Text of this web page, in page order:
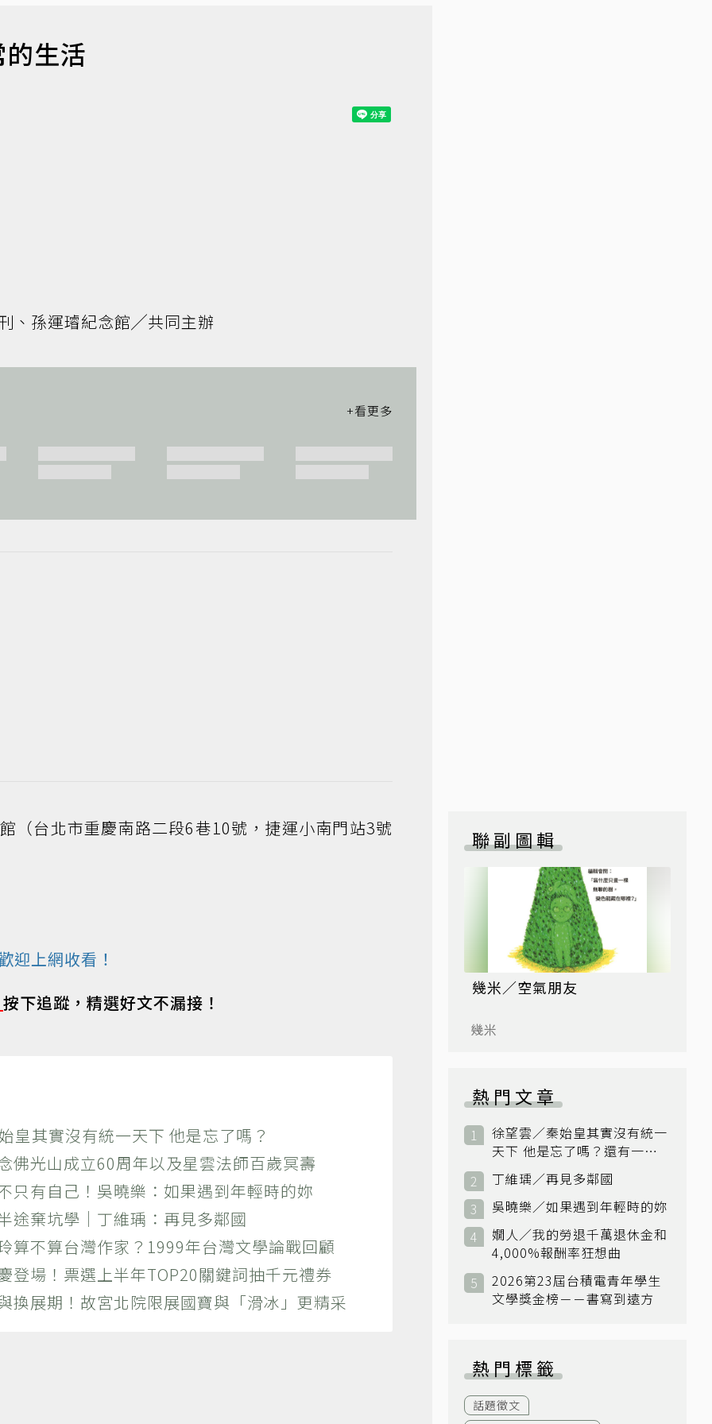
生活
、孫運璿紀念館╱共同主辦
（台北市重慶南路二段6巷10號，捷運小南門站3號
迎上網收看！
按下追蹤，精選好文不漏接！
其實沒有統一天下 他是忘了嗎？
光山成立60周年以及星雲法師百歲冥壽
有自己！吳曉樂：如果遇到年輕時的妳
棄坑學｜丁維瑀：再見多鄰國
不算台灣作家？1999年台灣文學論戰回顧
場！票選上半年TOP20關鍵詞抽千元禮券
展期！故宮北院限展國寶與「滑冰」更精采
聯副圖輯
幾米／空氣朋友
幾米
熱門文章
徐望雲／秦始皇其實沒有統一
天下 他是忘了嗎？還有一個
小國：衛國
丁維瑀／再見多鄰國
吳曉樂／如果遇到年輕時的妳
嫺人／我的勞退千萬退休金和
4,000%報酬率狂想曲
2026第23屆台積電青年學生
文學獎金榜－－書寫到遠方
熱門標籤
話題徵文